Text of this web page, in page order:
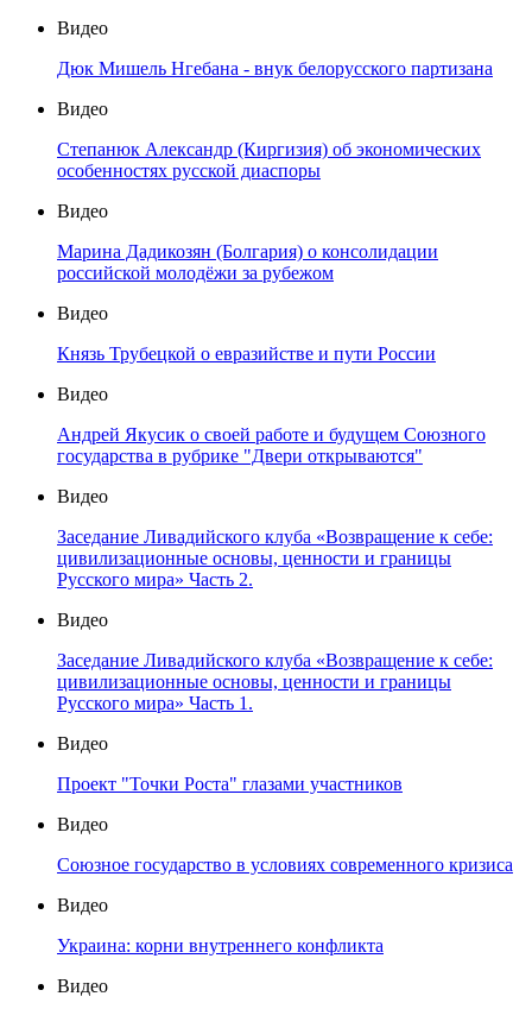
Видео
Дюк Мишель Нгебана - внук белорусского партизана
Видео
Степанюк Александр (Киргизия) об экономических
особенностях русской диаспоры
Видео
Марина Дадикозян (Болгария) о консолидации
российской молодёжи за рубежом
Видео
Князь Трубецкой о евразийстве и пути России
Видео
Андрей Якусик о своей работе и будущем Союзного
государства в рубрике "Двери открываются"
Видео
Заседание Ливадийского клуба «Возвращение к себе:
цивилизационные основы, ценности и границы
Русского мира» Часть 2.
Видео
Заседание Ливадийского клуба «Возвращение к себе:
цивилизационные основы, ценности и границы
Русского мира» Часть 1.
Видео
Проект "Точки Роста" глазами участников
Видео
Союзное государство в условиях современного кризиса
Видео
Украина: корни внутреннего конфликта
Видео